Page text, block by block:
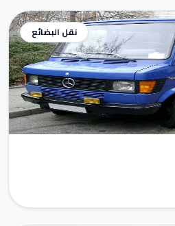
نقل البضائع